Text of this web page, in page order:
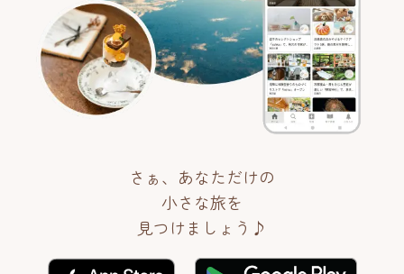
さぁ、あなただけの
小さな旅を
見つけましょう♪